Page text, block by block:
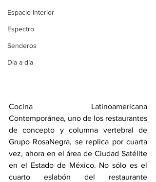
Espacio Interior
Espectro
Senderos
Día a día
Cocina Latinoamericana
Contemporánea, uno de los restaurantes
de concepto y columna vertebral de
Grupo RosaNegra, se replica por cuarta
vez, ahora en el área de Ciudad Satélite
en el Estado de México. No sólo es el
cuarto eslabón del restaurante